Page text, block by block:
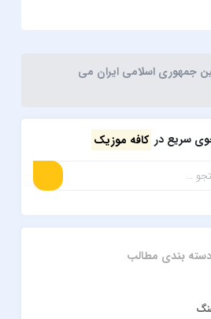
جمهوری اسلامی ایران می
سریع در کافه موزیک
دسته بندی مطالب